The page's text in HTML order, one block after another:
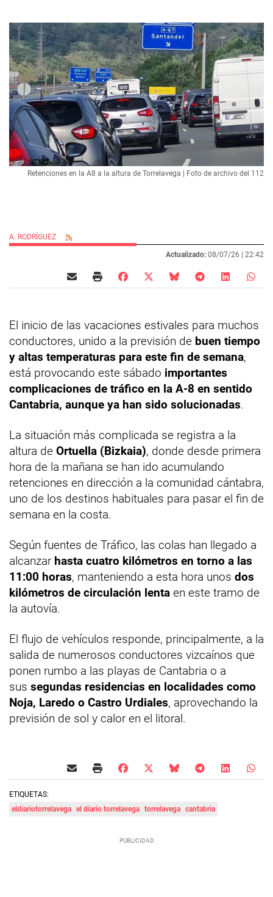
Retenciones en la A8 a la altura de Torrelavega | Foto de archivo del 112
A. RODRÍGUEZ
Actualizado: 08/07/26 | 22:42
El inicio de las vacaciones estivales para muchos
conductores, unido a la previsión de buen tiempo
y altas temperaturas para este fin de semana,
está provocando este sábado importantes
complicaciones de tráfico en la A-8 en sentido
Cantabria, aunque ya han sido solucionadas.
La situación más complicada se registra a la
altura de Ortuella (Bizkaia), donde desde primera
hora de la mañana se han ido acumulando
retenciones en dirección a la comunidad cántabra,
uno de los destinos habituales para pasar el fin de
semana en la costa.
Según fuentes de Tráfico, las colas han llegado a
alcanzar hasta cuatro kilómetros en torno a las
11:00 horas, manteniendo a esta hora unos dos
kilómetros de circulación lenta en este tramo de
la autovía.
El flujo de vehículos responde, principalmente, a la
salida de numerosos conductores vizcaínos que
ponen rumbo a las playas de Cantabria o a
sus segundas residencias en localidades como
Noja, Laredo o Castro Urdiales, aprovechando la
previsión de sol y calor en el litoral.
ETIQUETAS:
eldiariotorrelavega el diario torrelavega torrelavega cantabria